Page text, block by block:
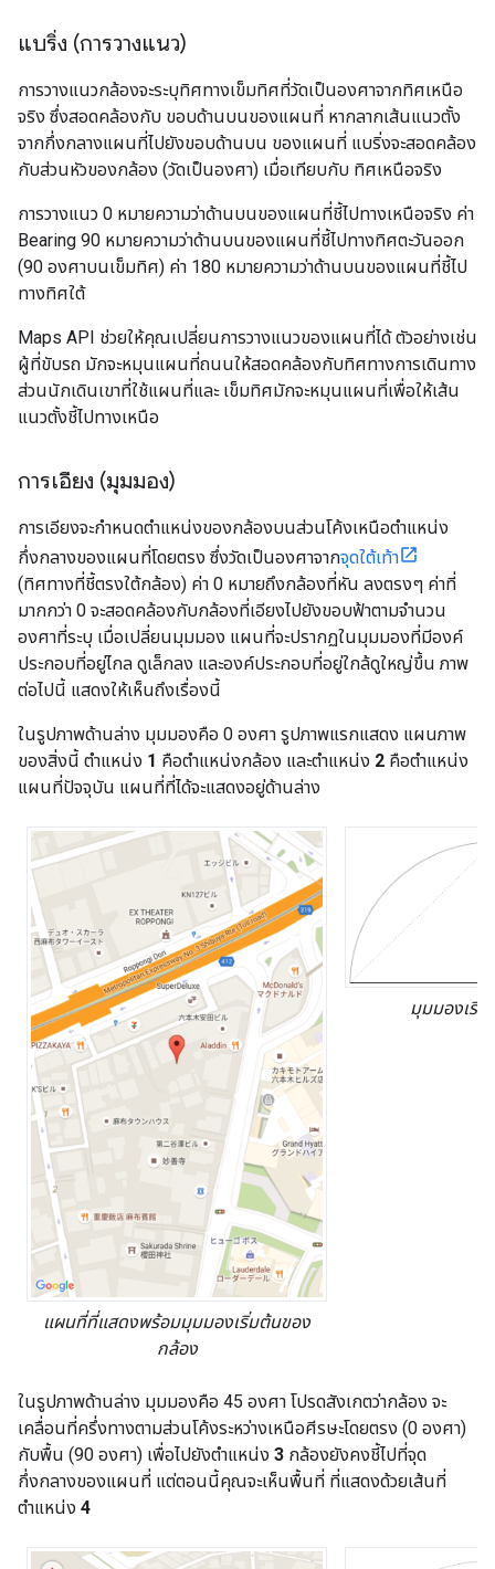
แบริ่ง (การวางแนว)
การวางแนวกล้องจะระบุทิศทางเข็มทิศที่วัดเป็นองศาจากทิศเหนือ
จริง ซึ่งสอดคล้องกับ ขอบด้านบนของแผนที่ หากลากเส้นแนวตั้ง
จากกึ่งกลางแผนที่ไปยังขอบด้านบน ของแผนที่ แบริ่งจะสอดคล้อง
กับส่วนหัวของกล้อง (วัดเป็นองศา) เมื่อเทียบกับ ทิศเหนือจริง
การวางแนว 0 หมายความว่าด้านบนของแผนที่ชี้ไปทางเหนือจริง ค่า
Bearing 90 หมายความว่าด้านบนของแผนที่ชี้ไปทางทิศตะวันออก
(90 องศาบนเข็มทิศ) ค่า 180 หมายความว่าด้านบนของแผนที่ชี้ไป
ทางทิศใต้
Maps API ช่วยให้คุณเปลี่ยนการวางแนวของแผนที่ได้ ตัวอย่างเช่น
ผู้ที่ขับรถ มักจะหมุนแผนที่ถนนให้สอดคล้องกับทิศทางการเดินทาง
ส่วนนักเดินเขาที่ใช้แผนที่และ เข็มทิศมักจะหมุนแผนที่เพื่อให้เส้น
แนวตั้งชี้ไปทางเหนือ
การเอียง (มุมมอง)
การเอียงจะกำหนดตำแหน่งของกล้องบนส่วนโค้งเหนือตำแหน่ง
กึ่งกลางของแผนที่โดยตรง ซึ่งวัดเป็นองศาจากจุดใต้เท้า
(ทิศทางที่ชี้ตรงใต้กล้อง) ค่า 0 หมายถึงกล้องที่หัน ลงตรงๆ ค่าที่
มากกว่า 0 จะสอดคล้องกับกล้องที่เอียงไปยังขอบฟ้าตามจำนวน
องศาที่ระบุ เมื่อเปลี่ยนมุมมอง แผนที่จะปรากฏในมุมมองที่มีองค์
ประกอบที่อยู่ไกล ดูเล็กลง และองค์ประกอบที่อยู่ใกล้ดูใหญ่ขึ้น ภาพ
ต่อไปนี้ แสดงให้เห็นถึงเรื่องนี้
ในรูปภาพด้านล่าง มุมมองคือ 0 องศา รูปภาพแรกแสดง แผนภาพ
ของสิ่งนี้ ตำแหน่ง 1 คือตำแหน่งกล้อง และตำแหน่ง 2 คือตำแหน่ง
แผนที่ปัจจุบัน แผนที่ที่ได้จะแสดงอยู่ด้านล่าง
แผนที่ที่แสดงพร้อมมุมมองเริ่มต้นของ
กล้อง
มุมมองเริ่
ในรูปภาพด้านล่าง มุมมองคือ 45 องศา โปรดสังเกตว่ากล้อง จะ
เคลื่อนที่ครึ่งทางตามส่วนโค้งระหว่างเหนือศีรษะโดยตรง (0 องศา)
กับพื้น (90 องศา) เพื่อไปยังตำแหน่ง 3 กล้องยังคงชี้ไปที่จุด
กึ่งกลางของแผนที่ แต่ตอนนี้คุณจะเห็นพื้นที่ ที่แสดงด้วยเส้นที่
ตำแหน่ง 4